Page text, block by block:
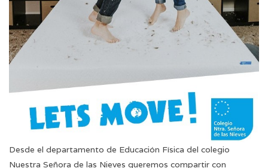
Desde el departamento de Educación Física del colegio
Nuestra Señora de las Nieves queremos compartir con